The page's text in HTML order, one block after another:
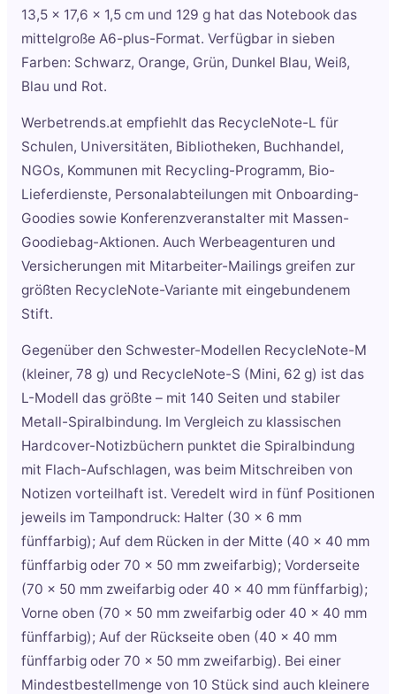
13,5 x 17,6 x 1,5 cm und 129 g hat das Notebook das
mittelgroße A6-plus-Format. Verfügbar in sieben
Farben: Schwarz, Orange, Grün, Dunkel Blau, Weiß,
Blau und Rot.
Werbetrends.at empfiehlt das RecycleNote-L für
Schulen, Universitäten, Bibliotheken, Buchhandel,
NGOs, Kommunen mit Recycling-Programm, Bio-
Lieferdienste, Personalabteilungen mit Onboarding-
Goodies sowie Konferenzveranstalter mit Massen-
Goodiebag-Aktionen. Auch Werbeagenturen und
Versicherungen mit Mitarbeiter-Mailings greifen zur
größten RecycleNote-Variante mit eingebundenem
Stift.
Gegenüber den Schwester-Modellen RecycleNote-M
(kleiner, 78 g) und RecycleNote-S (Mini, 62 g) ist das
L-Modell das größte – mit 140 Seiten und stabiler
Metall-Spiralbindung. Im Vergleich zu klassischen
Hardcover-Notizbüchern punktet die Spiralbindung
mit Flach-Aufschlagen, was beim Mitschreiben von
Notizen vorteilhaft ist. Veredelt wird in fünf Positionen
jeweils im Tampondruck: Halter (30 x 6 mm
fünffarbig); Auf dem Rücken in der Mitte (40 x 40 mm
fünffarbig oder 70 x 50 mm zweifarbig); Vorderseite
(70 x 50 mm zweifarbig oder 40 x 40 mm fünffarbig);
Vorne oben (70 x 50 mm zweifarbig oder 40 x 40 mm
fünffarbig); Auf der Rückseite oben (40 x 40 mm
fünffarbig oder 70 x 50 mm zweifarbig). Bei einer
Mindestbestellmenge von 10 Stück sind auch kleinere